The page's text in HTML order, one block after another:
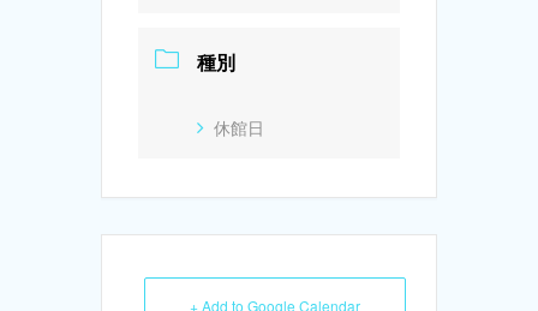
種別
休館日
+ Add to Google Calendar